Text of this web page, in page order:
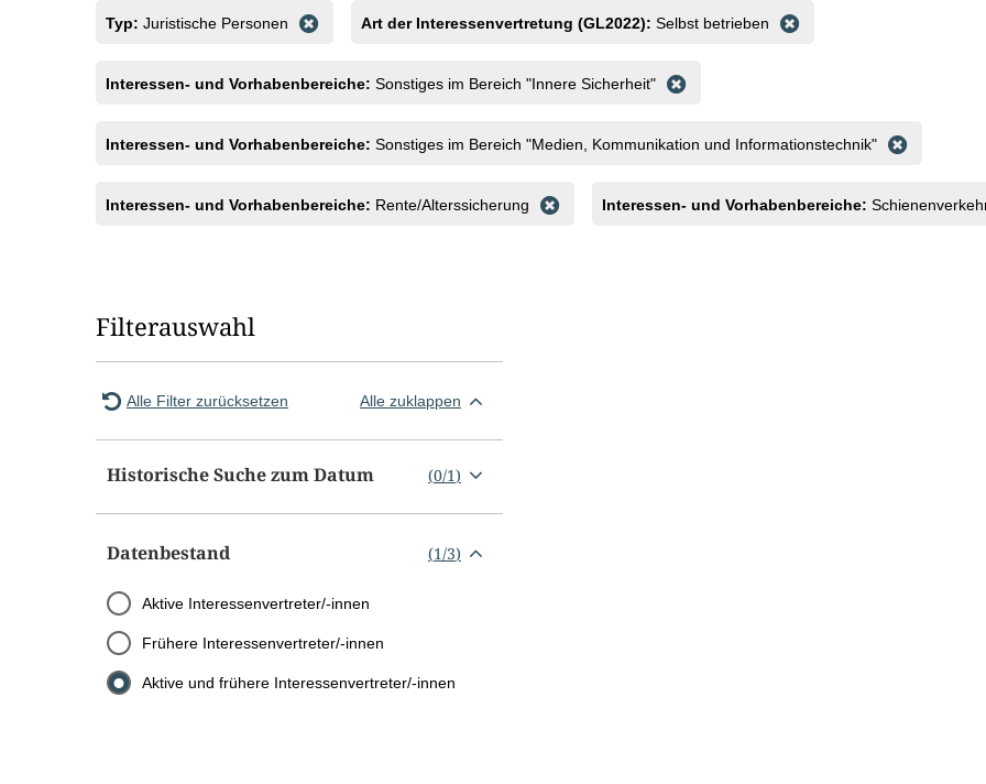
Typ: Juristische Personen Art der Interessenvertretung (GL2022): Selbst betrieben
Interessen- und Vorhabenbereiche: Sonstiges im Bereich "Innere Sicherheit"
Interessen- und Vorhabenbereiche: Sonstiges im Bereich "Medien, Kommunikation und Informationstechnik"
Interessen- und Vorhabenbereiche: Rente/Alterssicherung Interessen- und Vorhabenbereiche:
Filterauswahl
Alle Filter zurücksetzen Alle zuklappen
Historische Suche zum Datum (0/1)
Datenbestand (1/3)
Aktive Interessenvertreter/-innen
Frühere Interessenvertreter/-innen
Aktive und frühere Interessenvertreter/-innen